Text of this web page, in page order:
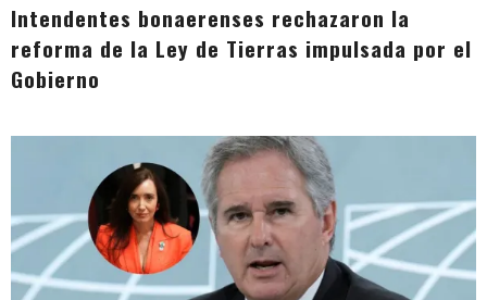
Intendentes bonaerenses rechazaron la
reforma de la Ley de Tierras impulsada por el
Gobierno